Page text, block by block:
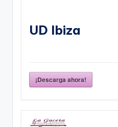
UD Ibiza
¡Descarga ahora!